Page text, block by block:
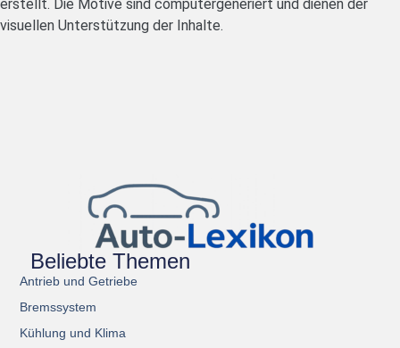
erstellt. Die Motive sind computergeneriert und dienen der
visuellen Unterstützung der Inhalte.
Beliebte Themen
Antrieb und Getriebe
Bremssystem
Kühlung und Klima